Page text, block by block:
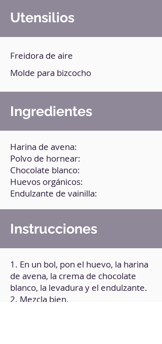
Utensilios
Freidora de aire
Molde para bizcocho
Ingredientes
Harina de avena:
Polvo de hornear:
Chocolate blanco:
Huevos orgánicos:
Endulzante de vainilla:
Instrucciones
1. En un bol, pon el huevo, la harina
de avena, la crema de chocolate
blanco, la levadura y el endulzante.
2. Mezcla bien.